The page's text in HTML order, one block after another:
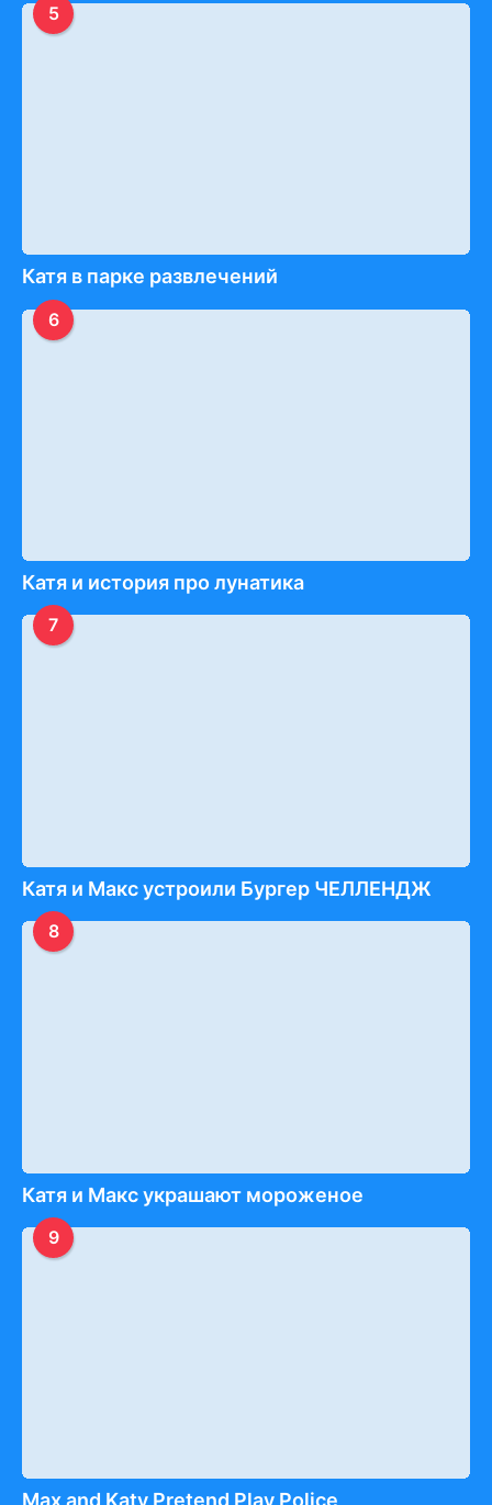
5
Катя в парке развлечений
6
Катя и история про лунатика
7
Катя и Макс устроили Бургер ЧЕЛЛЕНДЖ
8
Катя и Макс украшают мороженое
9